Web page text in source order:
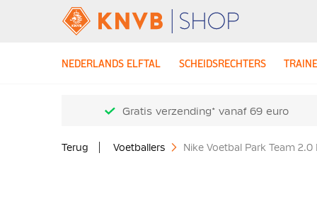
NEDERLANDS ELFTAL SCHEIDSRECHTERS
Gratis verzending* vanaf 69 euro
Terug Voetballers Nike Voetbal Park Team